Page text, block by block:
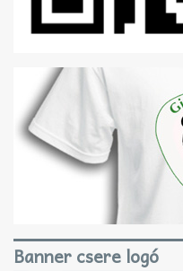
Banner csere logó